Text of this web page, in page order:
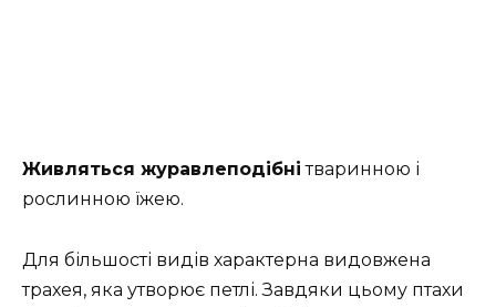
Живляться журавлеподібні тваринною і
рослинною їжею.
Для більшості видів характерна видовжена
трахея, яка утворює петлі. Завдяки цьому птахи